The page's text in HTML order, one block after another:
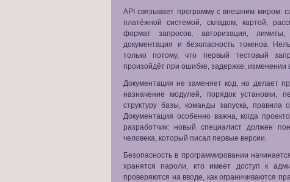
API связывает программу с внешним миром:
платёжной системой, складом, картой,
формат запросов, авторизация, лимиты,
документация и безопасность токенов.
только потому, что первый тестовый
произойдёт при ошибке, задержке,
Документация не заменяет код, но делает
назначение модулей, порядок установки,
структуру базы, команды запуска, правила
Документация особенно важна, когда
разработчик: новый специалист должен
человека, который писал первые версии.
Безопасность в программировании
хранятся пароли, кто имеет доступ к
проверяются на вводе, как ограничиваются